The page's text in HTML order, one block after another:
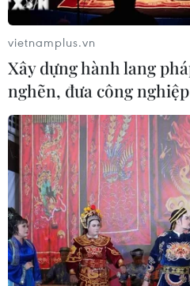
Tổng thống đắc cử
ủng hộ chính biến tại
12/11/2019 23:01
Tổng thống Argentina
đồng quan điểm với thông
cho rằng sự ra đi của cựu
một dấu hiệu tốt cho nền dân
vietnamplus.vn
Xây dựng hành lang
nghẽn, đưa công